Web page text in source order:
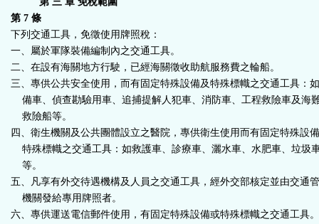
第 7 條
下列交通工具，免徵使用牌照稅：
一、屬於軍隊裝備編制內之交通工具。
二、在設有海關地方行駛，已經海關徵收助航服務費之輪船。
三、專供公共安全使用，而有固定特殊設備及特殊標幟之交通工具：
備車、偵查勘驗用車、追捕提解人犯車、消防車、工程救險車及海
救險船等。
四、衛生機關及公共團體設立之醫院，專供衛生使用而有固定特殊設
特殊標幟之交通工具：如救護車、診療車、灑水車、水肥車、垃圾
等。
五、凡享有外交待遇機構及人員之交通工具，經外交部核定並由交通
機關發給專用牌照者。
六、專供運送電信郵件使用，有固定特殊設備或特殊標幟之交通工具。